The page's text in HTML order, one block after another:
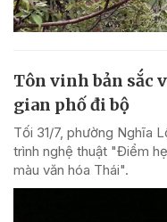
Tôn vinh bản sắc
gian phố đi bộ
Tối 31/7, phường Nghĩa
trình nghệ thuật "Điểm
màu văn hóa Thái".